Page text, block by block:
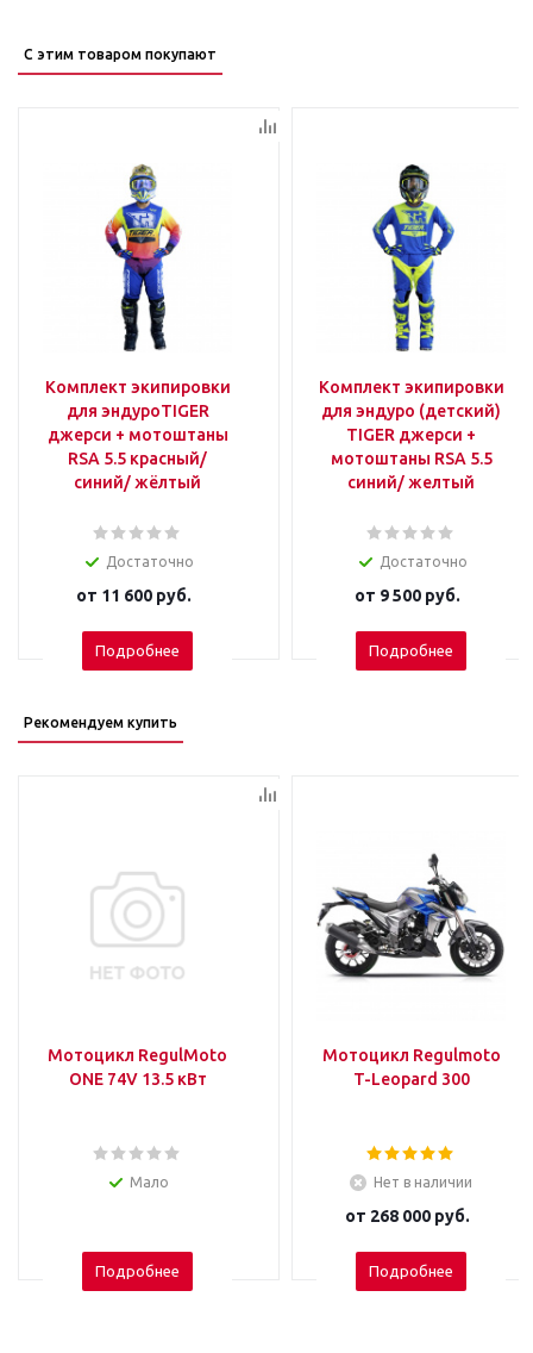
С этим товаром покупают
Комплект экипировки
для эндуроTIGER
джерси + мотоштаны
RSA 5.5 красный/
синий/ жёлтый
Достаточно
от 11 600 руб.
Подробнее
Комплект экипировки
для эндуро (детский)
TIGER джерси +
мотоштаны RSA 5.5
синий/ желтый
Достаточно
от 9 500 руб.
Подробнее
Рекомендуем купить
Мотоцикл RegulMoto
ONE 74V 13.5 кВт
Мало
Подробнее
Мотоцикл Regulmoto
T-Leopard 300
Нет в наличии
от 268 000 руб.
Подробнее